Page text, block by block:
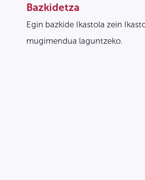
Bazkidetza
Egin bazkide Ikastola zein
mugimendua laguntzeko.